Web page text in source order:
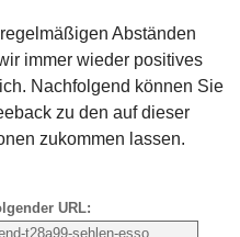
Abständen
immer wieder positives
Nachfolgend können Sie
zu den auf dieser
zukommen lassen.
URL: